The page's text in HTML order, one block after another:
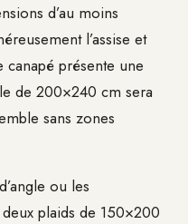
d’au moins
l’assise et
présente une
de 200×240 cm sera
sans zones
ou les
plaids de 150×200